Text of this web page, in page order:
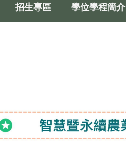
招生專區 學位學程簡介